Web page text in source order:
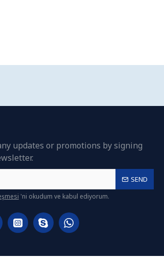
updates or promotions by signing
SEND
'ni okudum ve kabul ediyorum.